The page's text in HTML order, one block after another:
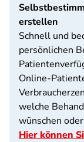
erstellen
Schnell und
persönlichen
Online-
welche
wünschen
Hier können